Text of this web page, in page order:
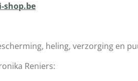
shop.be
heling, verzorging en
Reniers: